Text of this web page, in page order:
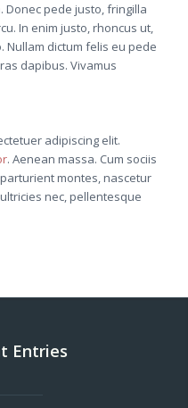
Donec pede justo, fringilla
In enim justo, rhoncus ut,
Nullam dictum felis eu pede
dapibus. Vivamus
adipiscing elit.
. Aenean massa. Cum sociis
montes, nascetur
nec, pellentesque
Entries